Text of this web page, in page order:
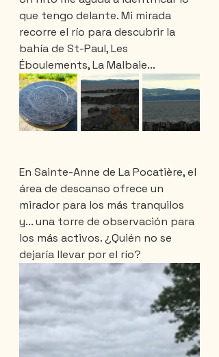
que tengo delante. Mi mirada
recorre el río para descubrir la
bahía de St-Paul, Les
Éboulements, La Malbaie...
En Sainte-Anne de La Pocatière, el
área de descanso ofrece un
mirador para los más tranquilos
y... una torre de observación para
los más activos. ¿Quién no se
dejaría llevar por el río?